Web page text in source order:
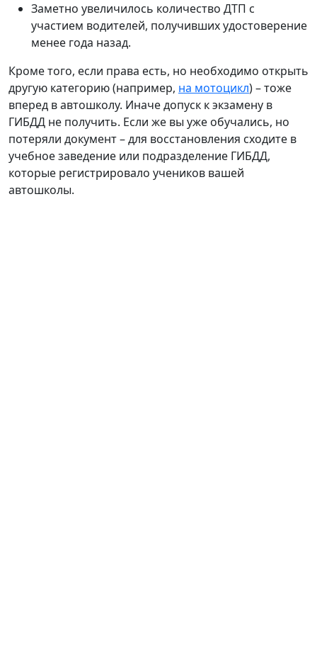
Заметно увеличилось количество ДТП с
участием водителей, получивших удостоверение
менее года назад.
Кроме того, если права есть, но необходимо открыть
другую категорию (например, на мотоцикл) – тоже
вперед в автошколу. Иначе допуск к экзамену в
ГИБДД не получить. Если же вы уже обучались, но
потеряли документ – для восстановления сходите в
учебное заведение или подразделение ГИБДД,
которые регистрировало учеников вашей
автошколы.